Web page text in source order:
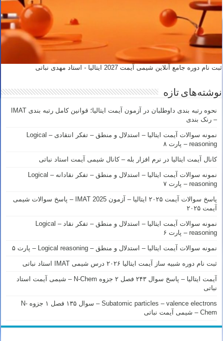
ثبت نام دوره جامع آنلاین شیمی آیمت 2027 ایتالیا - استاد مهدی نباتی
نوشته‌های تازه
نحوه رتبه بندی داوطلبان در آزمون آیمت ایتالیا؛ قوانین کامل رتبه بندی IMAT
– رنک بندی
نمونه سوالات آیمت ایتالیا – استدلال و منطق – تفکر انتقادی – Logical
reasoning – پارت ۸
کانال آیمت ایتالیا در نرم افزار بله – کانال شیمی آیمت استاد نباتی
نمونه سوالات آیمت ایتالیا – استدلال و منطق – تفکر نقادانه – Logical
reasoning – پارت ۷
پاسخ سوالات آیمت ۲۰۲۵ ایتالیا – آزمون IMAT 2025 – پاسخ سوالات شیمی
آیمت ۲۰۲۵
نمونه سوالات آیمت ایتالیا – استدلال و منطق – تفکر نقاد – Logical
reasoning – پارت ۶
نمونه سوالات آیمت ایتالیا – استدلال و منطق – Logical reasoning – پارت ۵
ثبت نام دوره شبیه ساز آیمت ایتالیا ۲۰۲۶ درس شیمی IMAT استاد نباتی
آیمت ایتالیا – پاسخ سوال ۲۴۳ فصل ۲ جزوه N-Chem – شیمی آیمت استاد
نباتی
Subatomic particles – valence electrons – سوال ۱۳۵ فصل ۱ جزوه N-
Chem – شیمی آیمت نباتی